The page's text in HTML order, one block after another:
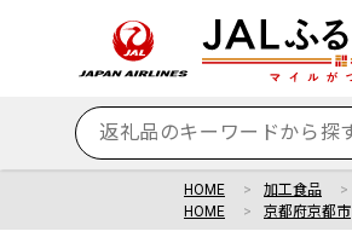
HOME 加工食品
HOME
京都府京都市